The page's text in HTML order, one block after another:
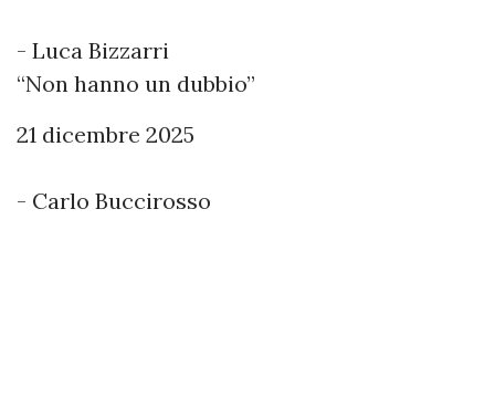
- Luca Bizzarri
“Non hanno un dubbio”
21 dicembre 2025
- Carlo Buccirosso